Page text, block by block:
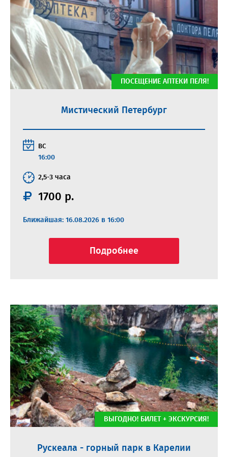
Мистический Петербург
ПОСЕЩЕНИЕ АПТЕКИ ПЕЛЯ!
ВС
16:00
2,5-3 часа
1700 р.
Ближайшая: 16.08.2026 в 16:00
Подробнее
Рускеала - горный парк в Карелии
ВЫГОДНО! БИЛЕТ + ЭКСКУРСИЯ!